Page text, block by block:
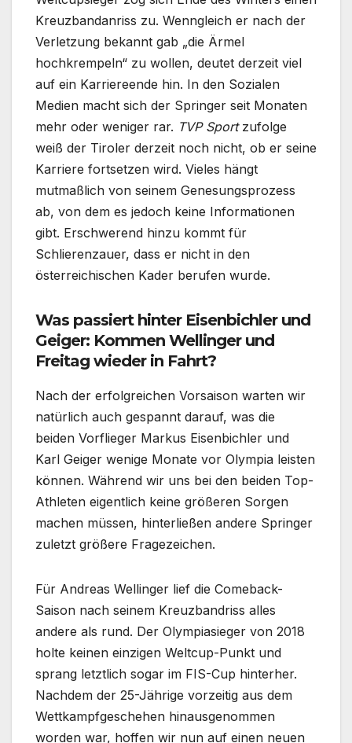
Kreuzbandanriss zu. Wenngleich er nach der
Verletzung bekannt gab „die Ärmel
hochkrempeln“ zu wollen, deutet derzeit viel
auf ein Karriereende hin. In den Sozialen
Medien macht sich der Springer seit Monaten
mehr oder weniger rar. TVP Sportzufolge
weiß der Tiroler derzeit noch nicht, ob er seine
Karriere fortsetzen wird. Vieles hängt
mutmaßlich von seinem Genesungsprozess
ab, von dem es jedoch keine Informationen
gibt. Erschwerend hinzu kommt für
Schlierenzauer, dass er nicht in den
österreichischen Kader berufen wurde.
Was passiert hinter Eisenbichler und
Geiger: Kommen Wellinger und
Freitag wieder in Fahrt?
Nach der erfolgreichen Vorsaison warten wir
natürlich auch gespannt darauf, was die
beiden Vorflieger Markus Eisenbichler und
Karl Geiger wenige Monate vor Olympia leisten
können. Während wir uns bei den beiden Top-
Athleten eigentlich keine größeren Sorgen
machen müssen, hinterließen andere Springer
zuletzt größere Fragezeichen.
Für Andreas Wellinger lief die Comeback-
Saison nach seinem Kreuzbandriss alles
andere als rund. Der Olympiasieger von 2018
holte keinen einzigen Weltcup-Punkt und
sprang letztlich sogar im FIS-Cup hinterher.
Nachdem der 25-Jährige vorzeitig aus dem
Wettkampfgeschehen hinausgenommen
worden war, hoffen wir nun auf einen neuen